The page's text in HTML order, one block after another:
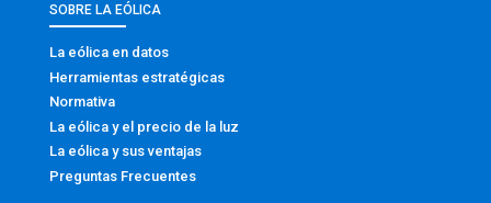
SOBRE LA EÓLICA
La eólica en datos
Herramientas estratégicas
Normativa
La eólica y el precio de la luz
La eólica y sus ventajas
Preguntas Frecuentes